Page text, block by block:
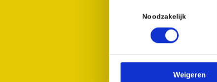
Noodzakelijk
Weigeren